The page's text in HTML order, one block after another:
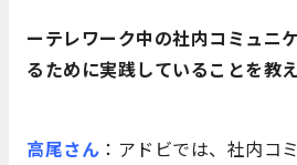
ーテレワーク中の社内コミュニ
るために実践していることを教
高尾さん ：アドビでは、社内コ